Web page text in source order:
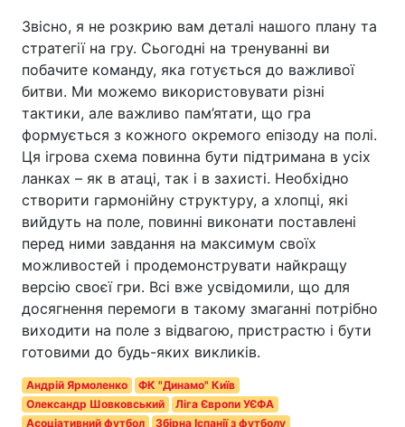
Звісно, я не розкрию вам деталі нашого плану та
стратегії на гру. Сьогодні на тренуванні ви
побачите команду, яка готується до важливої
битви. Ми можемо використовувати різні
тактики, але важливо пам’ятати, що гра
формується з кожного окремого епізоду на полі.
Ця ігрова схема повинна бути підтримана в усіх
ланках – як в атаці, так і в захисті. Необхідно
створити гармонійну структуру, а хлопці, які
вийдуть на поле, повинні виконати поставлені
перед ними завдання на максимум своїх
можливостей і продемонструвати найкращу
версію своєї гри. Всі вже усвідомили, що для
досягнення перемоги в такому змаганні потрібно
виходити на поле з відвагою, пристрастю і бути
готовими до будь-яких викликів.
Андрій Ярмоленко
ФК "Динамо" Київ
Олександр Шовковський
Ліга Європи УЄФА
Асоціативний футбол
Збірна Іспанії з футболу